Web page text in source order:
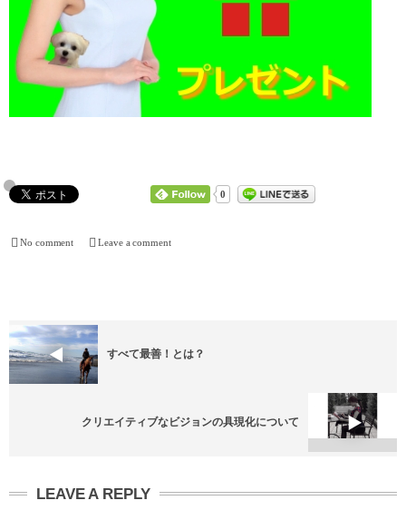
0
No comment Leave a comment
すべて最善！とは？
クリエイティブなビジョンの具現化について
LEAVE A REPLY